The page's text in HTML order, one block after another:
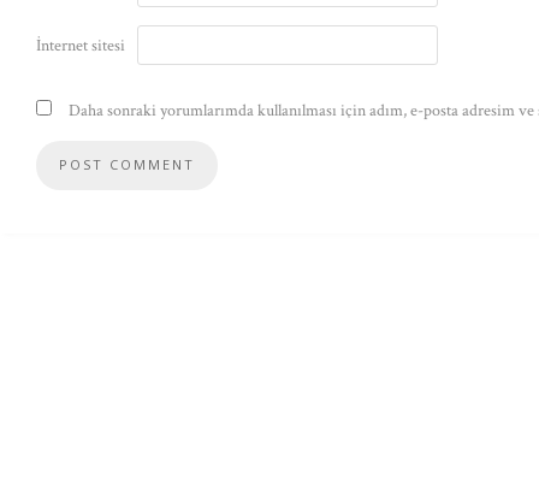
İnternet sitesi
Daha sonraki yorumlarımda kullanılması için adım, e-posta adresim